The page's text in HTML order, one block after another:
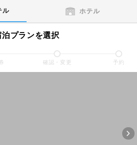
ル ホテル
泊プランを選択
確認・変更 予約